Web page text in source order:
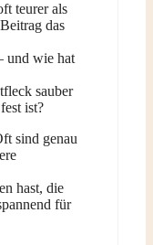
teurer als
das
und wie hat
sauber
ist?
sind genau
hast, die
für